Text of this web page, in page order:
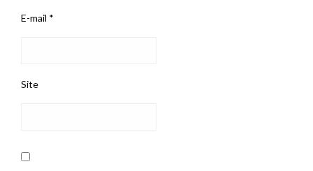
E-mail *
Site